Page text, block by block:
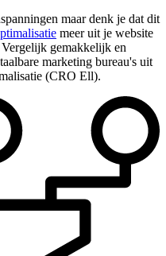
maar denk je dat dit
meer uit je website
gemakkelijk en
marketing bureau's uit
(CRO Ell).